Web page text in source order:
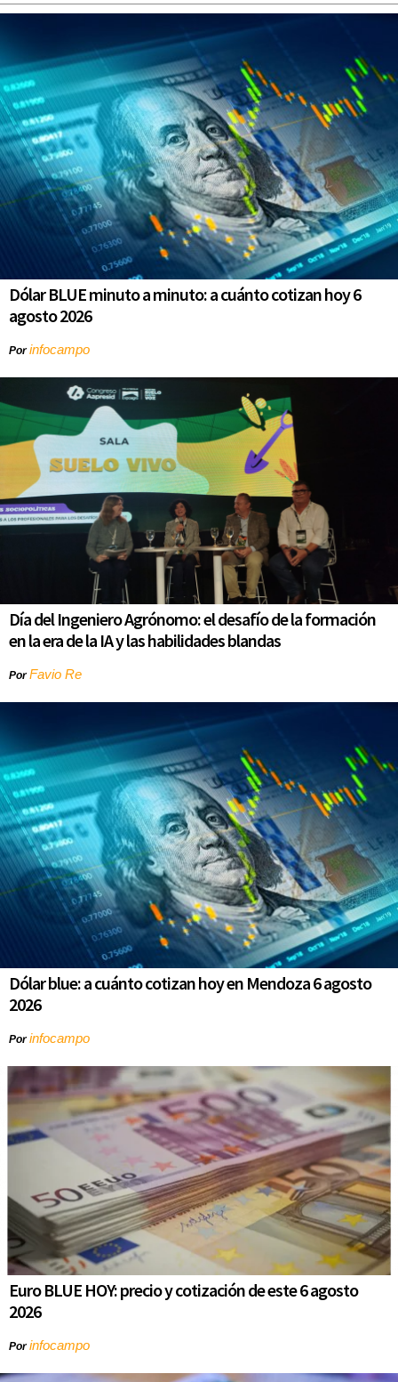
Dólar BLUE minuto a minuto: a cuánto cotizan hoy 6
agosto 2026
Porinfocampo
Día del Ingeniero Agrónomo: el desafío de la formación
en la era de la IA y las habilidades blandas
PorFavio Re
Dólar blue: a cuánto cotizan hoy en Mendoza 6 agosto
2026
Porinfocampo
Euro BLUE HOY: precio y cotización de este 6 agosto
2026
Porinfocampo